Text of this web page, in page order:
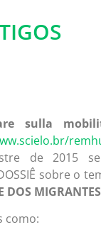
sulla
de 2015
sobre o
DOS MIGRANTES
como: